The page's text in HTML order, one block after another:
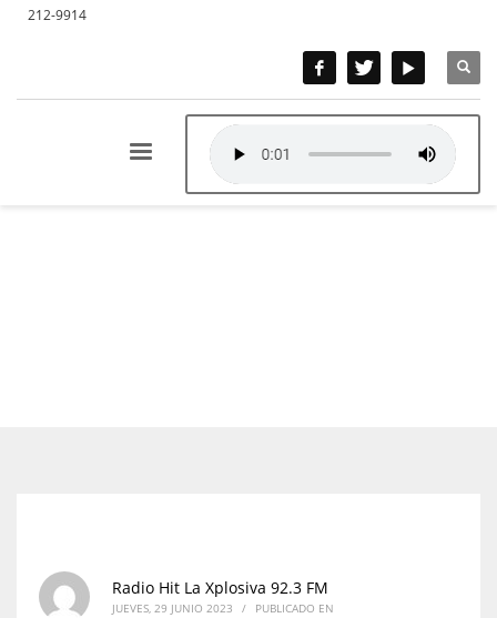
212-9914
Radio Hit La Xplosiva 92.3 FM
JUEVES, 29 JUNIO 2023 / PUBLICADO EN